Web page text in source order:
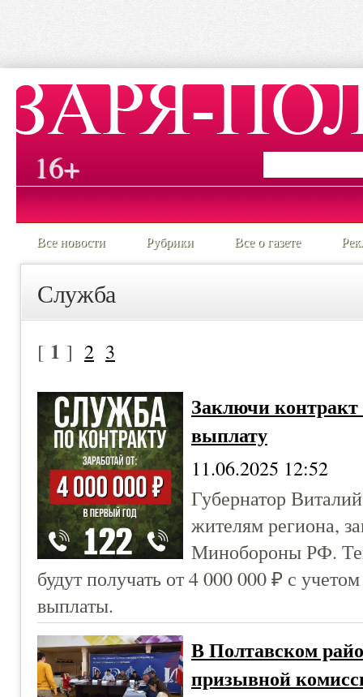
16+
Все новости Рубрики Все о газете
Служба
[ 1 ] 2 3
Заключи
выплату
11.06.2025 12:52
Губернатор
жителям региона,
Минобороны РФ.
будут получать от 4 000 000 ₽ с
выплаты.
В Полтавском
призывной